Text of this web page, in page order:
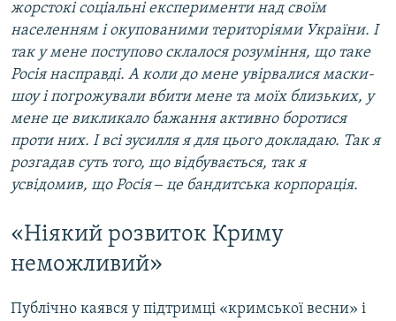
жорстокі соціальні експерименти над своїм
населенням і окупованими територіями України. І
так у мене поступово склалося розуміння, що таке
Росія насправді. А коли до мене увірвалися маски-
шоу і погрожували вбити мене та моїх близьких, у
мене це викликало бажання активно боротися
проти них. І всі зусилля я для цього докладаю. Так я
розгадав суть того, що відбувається, так я
усвідомив, що Росія ‒ це бандитська корпорація.​
«Ніякий розвиток Криму
неможливий»
Публічно каявся у підтримці «кримської весни» і